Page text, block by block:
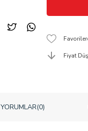
Fiyat
YORUMLAR(0)